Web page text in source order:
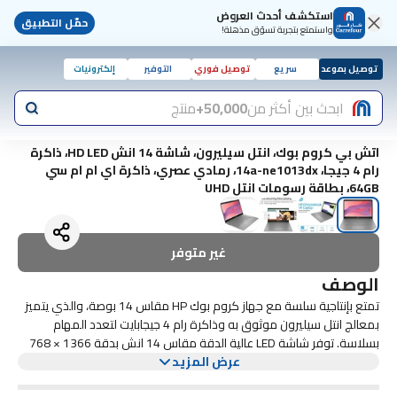
استكشف أحدث العروض
واستمتع بتجربة تسوّق مذهلة! حمّل التطبيق
توصيل بموعد سريع توصيل فوري التوفير إلكترونيات
ابحث بين أكثر من50,000+ منتج
اتش بي كروم بوك، انتل سيليرون، شاشة 14 انش HD LED، ذاكرة
رام 4 جيجا، 14a-ne1013dx، رمادي عصري، ذاكرة اي ام ام سي
64GB، بطاقة رسومات انتل UHD
غير متوفر
الوصف
تمتع بإنتاجية سلسة مع جهاز كروم بوك HP مقاس 14 بوصة، والذي يتميز
بمعالج انتل سيليرون موثوق به وذاكرة رام 4 جيجابايت لتعدد المهام
بسلاسة. توفر شاشة LED عالية الدقة مقاس 14 انش بدقة 1366 × 768
مرئيات واضحة لاحتياجات الحوسبة اليومية. مع مساحة تخزين اي ام ام سي
عرض المزيد